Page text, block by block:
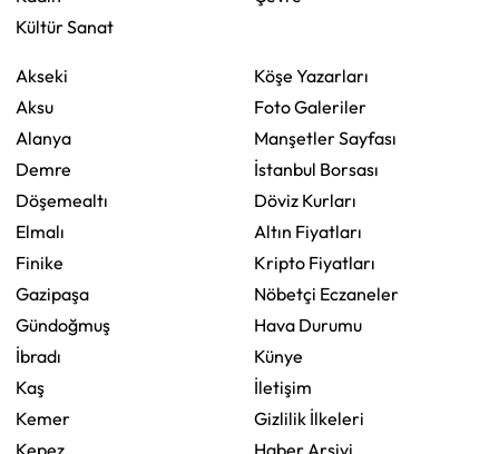
Kültür Sanat
Akseki
Aksu
Alanya
Demre
Döşemealtı
Elmalı
Finike
Gazipaşa
Gündoğmuş
İbradı
Kaş
Kemer
Köşe Yazarları
Foto Galeriler
Manşetler Sayfası
İstanbul Borsası
Döviz Kurları
Altın Fiyatları
Kripto Fiyatları
Nöbetçi Eczaneler
Hava Durumu
Künye
İletişim
Gizlilik İlkeleri